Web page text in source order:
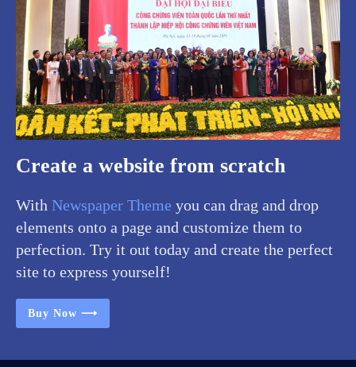
Create a website from scratch
With Newspaper Theme you can drag and drop
elements onto a page and customize them to
perfection. Try it out today and create the perfect
site to express yourself!
Buy Now ⟶